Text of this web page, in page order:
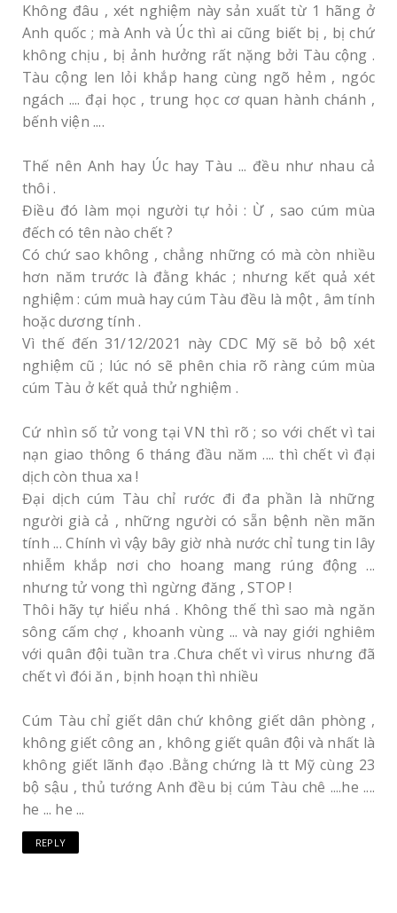
Không đâu , xét nghiệm này sản xuất từ 1 hãng ở
Anh quốc ; mà Anh và Úc thì ai cũng biết bị , bị chứ
không chịu , bị ảnh hưởng rất nặng bởi Tàu cộng .
Tàu cộng len lỏi khắp hang cùng ngõ hẻm , ngóc
ngách .... đại học , trung học cơ quan hành chánh ,
bếnh viện ....
Thế nên Anh hay Úc hay Tàu ... đều như nhau cả
thôi .
Điều đó làm mọi người tự hỏi : Ừ , sao cúm mùa
đếch có tên nào chết ?
Có chứ sao không , chẳng những có mà còn nhiều
hơn năm trước là đằng khác ; nhưng kết quả xét
nghiệm : cúm muà hay cúm Tàu đều là một , âm tính
hoặc dương tính .
Vì thế đến 31/12/2021 này CDC Mỹ sẽ bỏ bộ xét
nghiệm cũ ; lúc nó sẽ phên chia rõ ràng cúm mùa
cúm Tàu ở kết quả thử nghiệm .
Cứ nhìn số tử vong tại VN thì rõ ; so với chết vì tai
nạn giao thông 6 tháng đầu năm .... thì chết vì đại
dịch còn thua xa !
Đại dịch cúm Tàu chỉ rước đi đa phần là những
người già cả , những người có sẵn bệnh nền mãn
tính ... Chính vì vậy bây giờ nhà nước chỉ tung tin lây
nhiễm khắp nơi cho hoang mang rúng động ...
nhưng tử vong thì ngừng đăng , STOP !
Thôi hãy tự hiểu nhá . Không thế thì sao mà ngăn
sông cấm chợ , khoanh vùng ... và nay giới nghiêm
với quân đội tuần tra .Chưa chết vì virus nhưng đã
chết vì đói ăn , bịnh hoạn thì nhiều
Cúm Tàu chỉ giết dân chứ không giết dân phòng ,
không giết công an , không giết quân đội và nhất là
không giết lãnh đạo .Bằng chứng là tt Mỹ cùng 23
bộ sậu , thủ tướng Anh đều bị cúm Tàu chê ....he ....
he ... he ...
REPLY